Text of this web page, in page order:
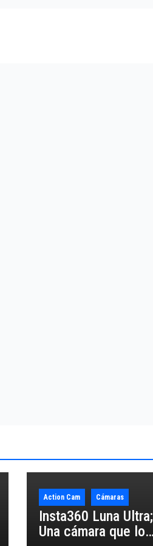
Action Cam Cámaras
Insta360 Luna Ultra;
Una cámara que lo